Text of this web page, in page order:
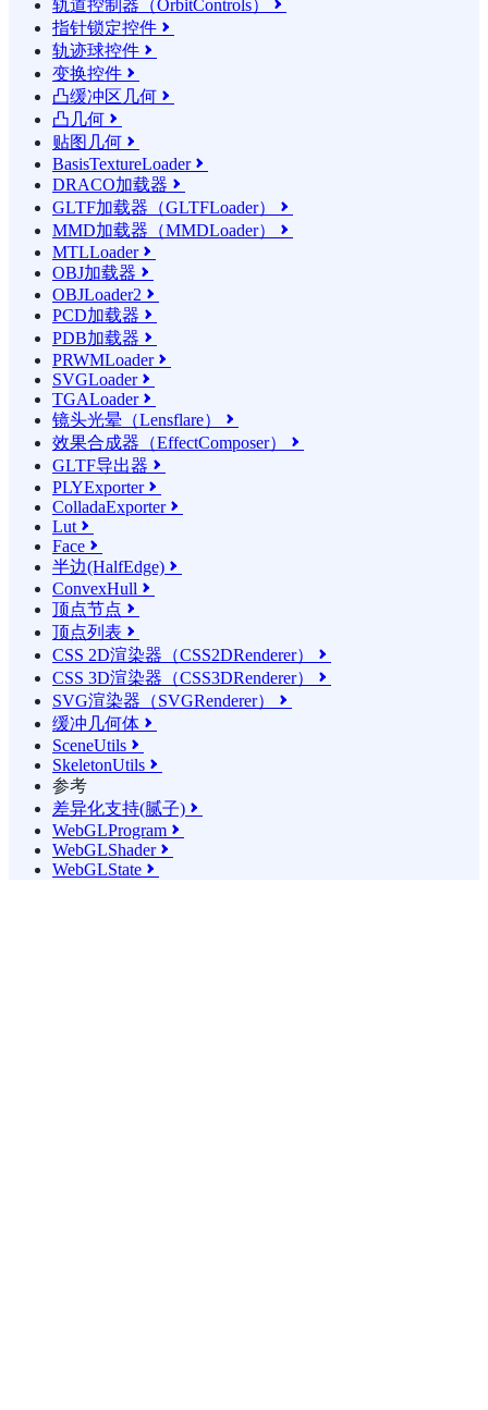
轨道控制器（OrbitControls） 
指针锁定控件 
轨迹球控件 
变换控件 
凸缓冲区几何 
凸几何 
贴图几何 
BasisTextureLoader
DRACO加载器 
GLTF加载器（GLTFLoader） 
MMD加载器（MMDLoader） 
MTLLoader
OBJ加载器 
OBJLoader2 
PCD加载器 
PDB加载器 
PRWMLoader
SVGLoader
TGALoader
镜头光晕（Lensflare） 
效果合成器（EffectComposer） 
GLTF导出器 
PLYExporter
ColladaExporter
Lut 
Face 
半边(HalfEdge) 
ConvexHull 
顶点节点 
顶点列表 
CSS 2D渲染器（CSS2DRenderer） 
CSS 3D渲染器（CSS3DRenderer） 
SVG渲染器（SVGRenderer） 
缓冲几何体 
SceneUtils 
SkeletonUtils 
参考
差异化支持(腻子) 
WebGLProgram 
WebGLShader
WebGLState 